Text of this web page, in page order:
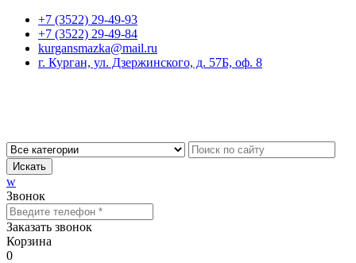
+7 (3522) 29-49-93
+7 (3522) 29-49-84
kurgansmazka@mail.ru
г. Курган, ул. Дзержинского, д. 57Б, оф. 8
Искать
w
Звонок
Заказать звонок
Корзина
0